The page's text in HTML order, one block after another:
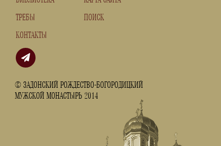
ТРЕБЫ
КОНТАКТЫ
© ЗАДОНСКИЙ РОЖДЕСТВО-БОГОРОДИЦКИЙ
МУЖСКОЙ МОНАСТЫРЬ 2014
ПОИСК